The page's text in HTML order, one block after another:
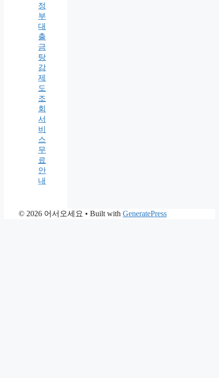
정
부
대
출
금
탕
감
제
도
조
회
서
비
스
무
료
안
내
© 2026 어서오세요 • Built with GeneratePress